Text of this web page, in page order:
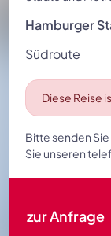
Hamburger
Südroute
Diese Reise
Bitte senden
Sie unseren
zur Anfrage